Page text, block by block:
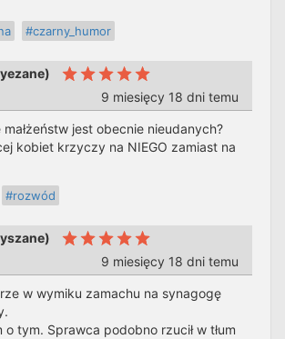
#czarny_humor
)
9 miesięcy 18 dni temu
jest obecnie nieudanych?
kobiet krzyczy na NIEGO zamiast na
#rozwód
)
9 miesięcy 18 dni temu
w wymiku zamachu na synagogę
o tym. Sprawca podobno rzucił w tłum